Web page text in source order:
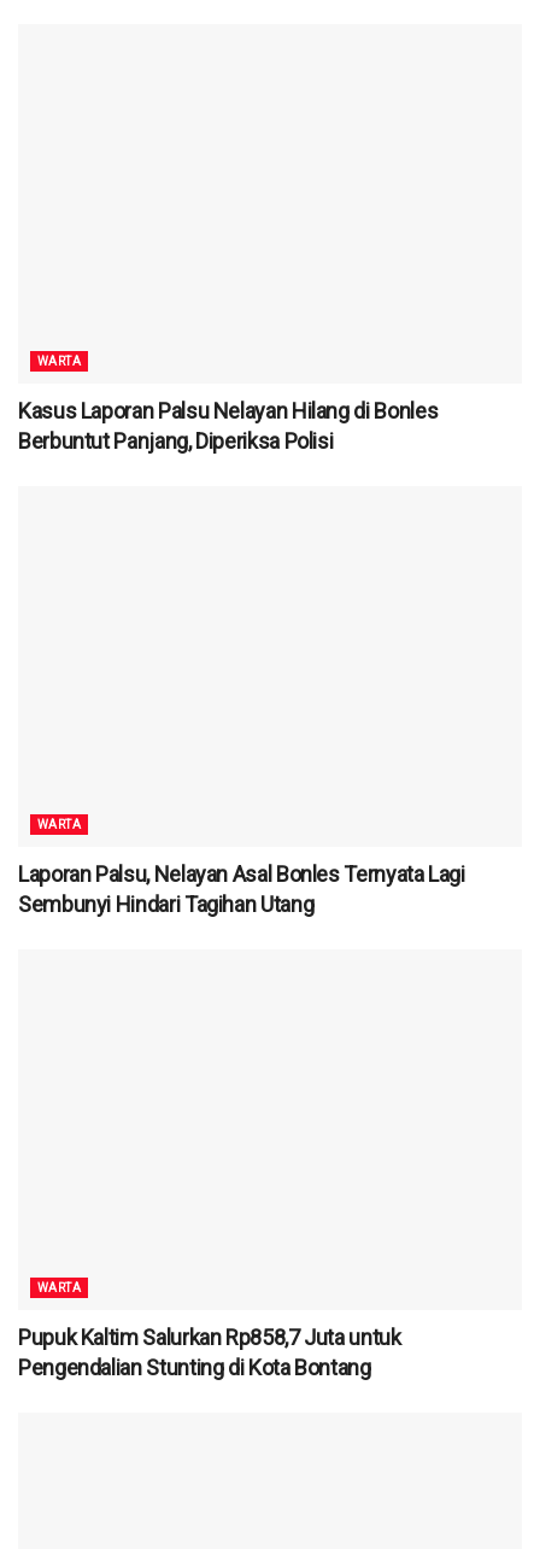
WARTA
Kasus Laporan Palsu Nelayan Hilang di Bonles
Berbuntut Panjang, Diperiksa Polisi
WARTA
Laporan Palsu, Nelayan Asal Bonles Ternyata Lagi
Sembunyi Hindari Tagihan Utang
WARTA
Pupuk Kaltim Salurkan Rp858,7 Juta untuk
Pengendalian Stunting di Kota Bontang